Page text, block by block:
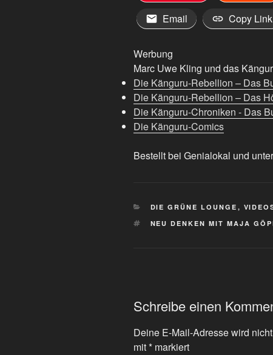
Email
Copy Link
Werbung
Marc Uwe Kling und das
Die Känguru-Rebellion – Das
Die Känguru-Rebellion – Das
Die Känguru-Chroniken - Das
Die Känguru-Comics
Bestellt bei Genialokal und
KATEGORIEN
DIE GRÜNE LOUNGE ,
SCHLAGWÖRTER
NEU DENKEN MIT MAJA
Schreibe einen
Deine E-Mail-Adresse wird
mit* markiert